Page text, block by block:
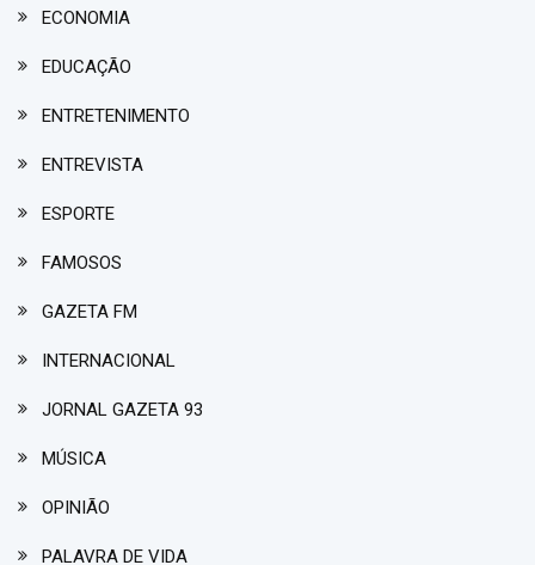
ECONOMIA
EDUCAÇÃO
ENTRETENIMENTO
ENTREVISTA
ESPORTE
FAMOSOS
GAZETA FM
INTERNACIONAL
JORNAL GAZETA 93
MÚSICA
OPINIÃO
PALAVRA DE VIDA